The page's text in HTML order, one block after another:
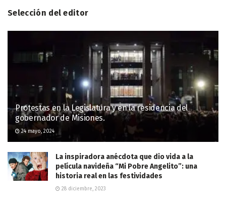
Selección del editor
Protestas en la Legislatura y en la residencia del
gobernador de Misiones.
24 mayo, 2024
La inspiradora anécdota que dio vida a la
película navideña “Mi Pobre Angelito”: una
historia real en las festividades
28 diciembre, 2023